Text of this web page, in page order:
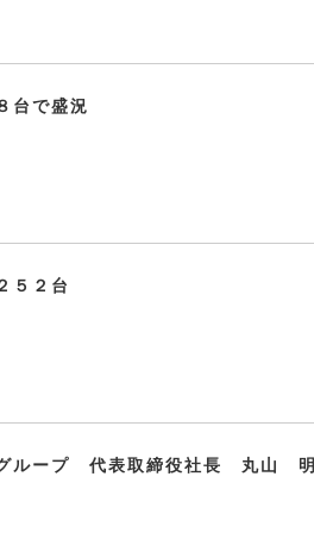
台で盛況
５２台
グループ 代表取締役社長 丸山 明